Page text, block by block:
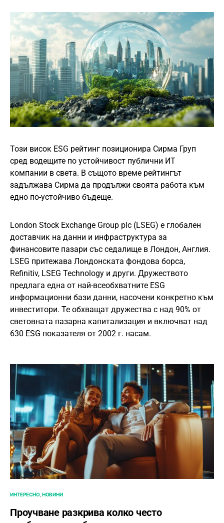
Този висок ESG рейтинг позиционира Сирма Груп
сред водещите по устойчивост публични ИТ
компании в света. В същото време рейтингът
задължава Сирма да продължи своята работа към
едно по-устойчиво бъдеще.
London Stock Exchange Group plc (LSEG) е глобален
доставчик на данни и инфраструктура за
финансовите пазари със седалище в Лондон, Англия.
LSEG притежава Лондонската фондова борса,
Refinitiv, LSEG Technology и други. Дружеството
предлага една от най-всеобхватните ESG
информационни бази данни, насочени конкретно към
инвеститори. Те обхващат дружества с над 90% от
световната пазарна капитализация и включват над
630 ESG показателя от 2002 г. насам.
ИНТЕРЕСНО НОВИНИ
Проучване разкрива колко често